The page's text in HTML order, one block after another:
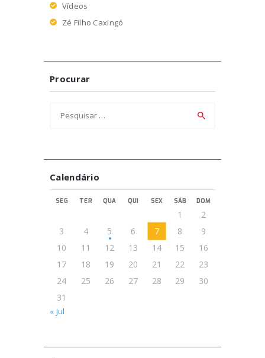
Vídeos
Zé Filho Caxingó
Procurar
por:
Calendário
SEG TER QUA QUI SEX SÁB DOM
1
2
3
4 5 6 7 8
9
10
11 12 13 14 15
16
17
18 19 20 21 22
23
24
25 26 27 28 29
30
31
« Jul